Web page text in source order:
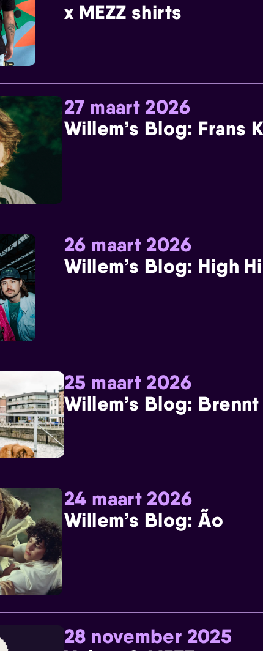
x MEZZ shirts
27 maart 2026
Willem’s Blog: Frans
26 maart 2026
Willem’s Blog: High Hi
25 maart 2026
Willem’s Blog:
24 maart 2026
Willem’s Blog: Ão
28 november 2025